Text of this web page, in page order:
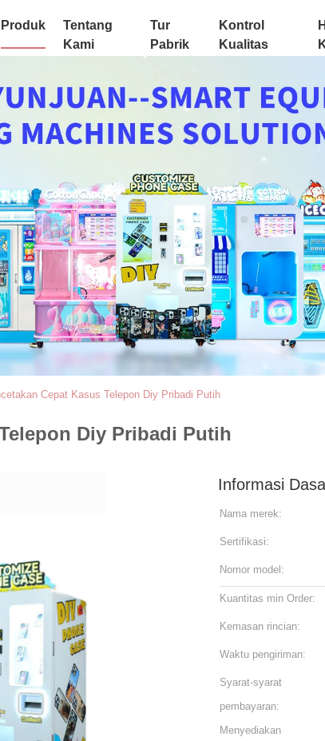
Produk
Tentang
Kami
Tur
Pabrik
Kontrol
Kualitas
Cepat Kasus Telepon Diy Pribadi Putih
Diy Pribadi Putih
Informasi
Nama merek:
Sertifikasi:
Nomor model:
Kuantitas min Order:
Kemasan rincian:
Waktu pengiriman:
Syarat-syarat
pembayaran:
Menyediakan